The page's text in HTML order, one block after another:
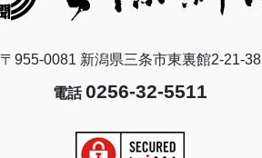
〒955-0081 新潟県三条市東裏館2-21-38
電話0256-32-5511